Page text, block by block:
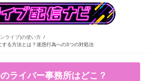
ライブ)の使い方
る方法とは？迷惑行為への3つの対処法
のライバー事務所はどこ？